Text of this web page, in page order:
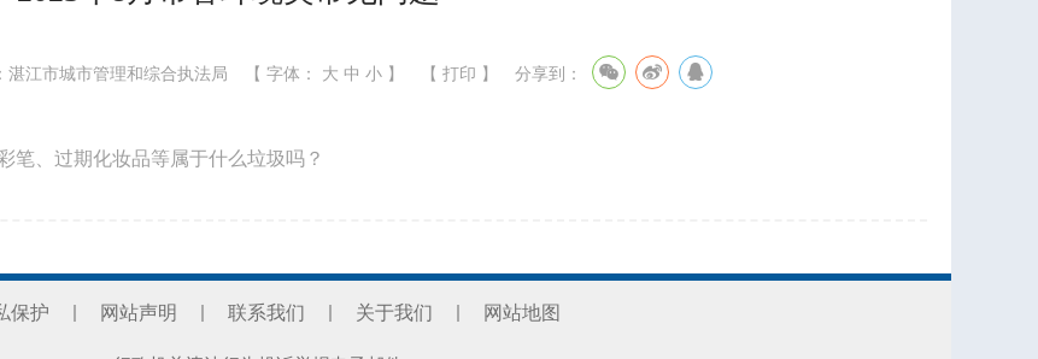
湛江市城市管理和综合执法局 【 字体： 大 中 小】 【 打印 】 分享到：
笔、过期化妆品等属于什么垃圾吗？
保护 网站声明 联系我们 关于我们 网站地图